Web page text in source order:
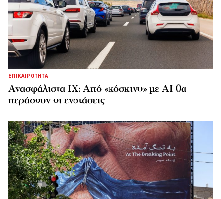
ΕΠΙΚΑΙΡΟΤΗΤΑ
Ανασφάλιστα ΙΧ: Από «κόσκινο» με AI θα
περάσουν οι ενστάσεις